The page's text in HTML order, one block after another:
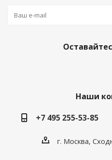
Наши
+7 495 255-53-85
г. Москва,